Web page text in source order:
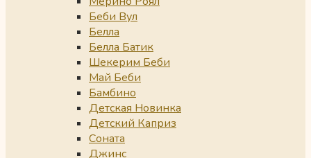
Беби Вул
Белла
Белла Батик
Шекерим Беби
Май Беби
Бамбино
Детская Новинка
Детский Каприз
Соната
Джинс